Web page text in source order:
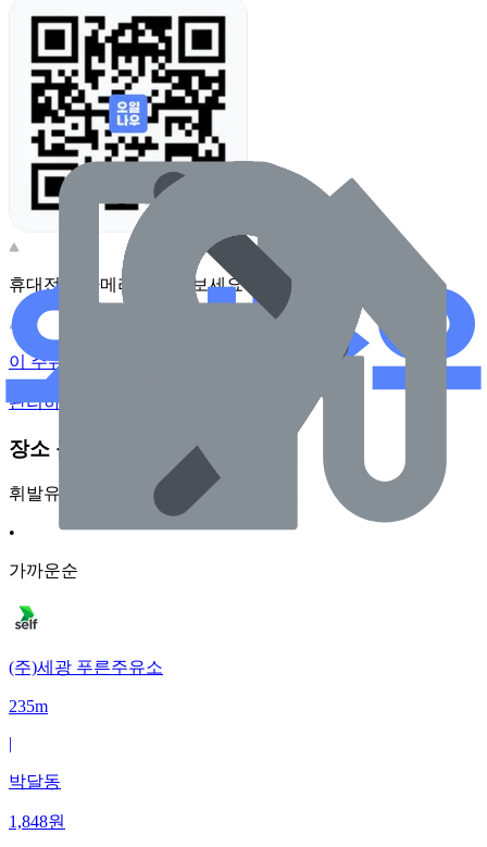
휴대전화 카메라로 찍어보세요
이 주유소의 사장님이신가요?
관리하기
장소 근처 주유소
휘발유
•
가까운순
(주)세광 푸른주유소
235m
|
박달동
1,848원